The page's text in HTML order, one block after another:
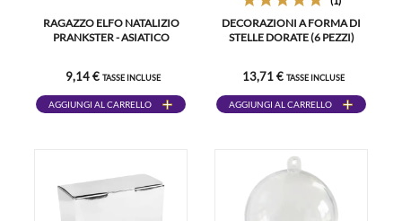
RAGAZZO ELFO NATALIZIO
PRANKSTER - ASIATICO
9,14 € TASSE INCLUSE
AGGIUNGI AL CARRELLO
DECORAZIONI A FORMA DI
STELLE DORATE (6 PEZZI)
13,71 € TASSE INCLUSE
AGGIUNGI AL CARRELLO